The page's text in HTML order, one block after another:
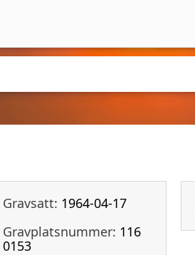
Gravsatt: 1964-04-17
Gravplatsnummer: 116
0153